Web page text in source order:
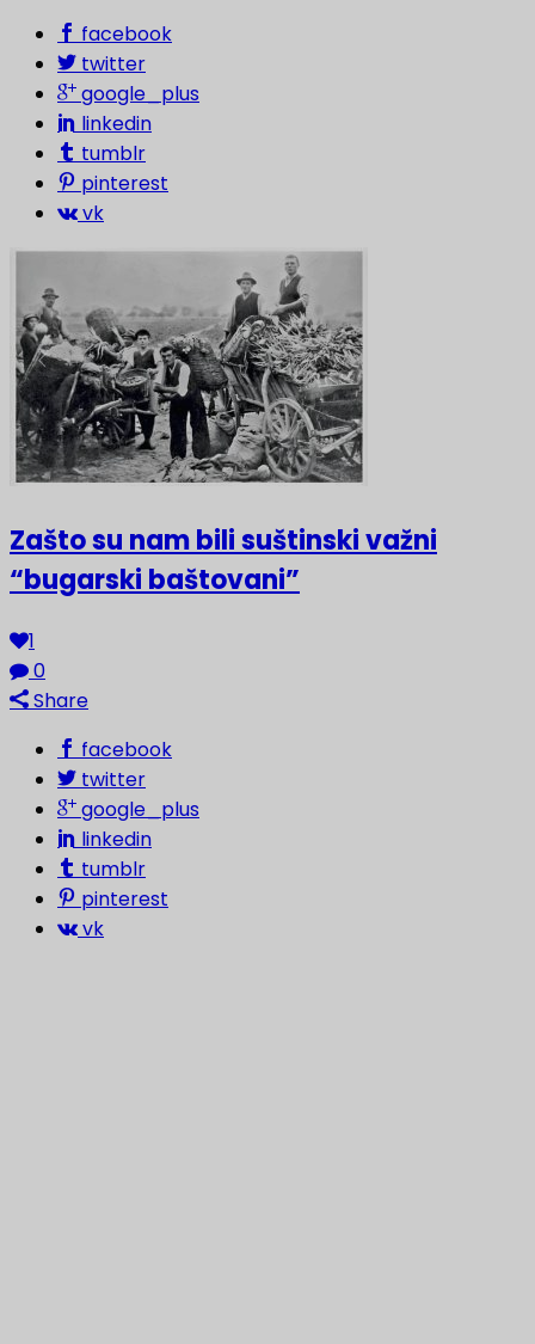
facebook
twitter
google_plus
linkedin
tumblr
pinterest
vk
Zašto su nam bili suštinski važni
“bugarski baštovani”
1
0
Share
facebook
twitter
google_plus
linkedin
tumblr
pinterest
vk